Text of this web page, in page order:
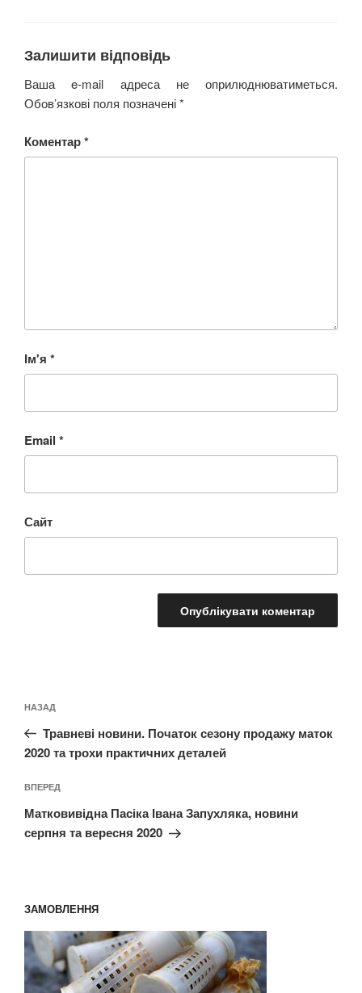
Залишити відповідь
Ваша e-mail адреса не оприлюднюватиметься.
Обов’язкові поля позначені*
Коментар*
Ім'я *
Email *
Сайт
записів
Попередній
запис:
НАЗАД
Травневі новини. Початок сезону продажу маток
2020 та трохи практичних деталей
Наступний
запис
ВПЕРЕД
Матковивідна Пасіка Івана Запухляка, новини
серпня та вересня 2020
ЗАМОВЛЕННЯ